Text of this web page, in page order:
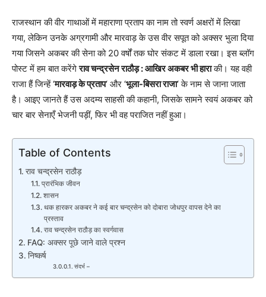
राजस्थान की वीर गाथाओं में महाराणा प्रताप का नाम तो स्वर्ण अक्षरों में लिखा
गया, लेकिन उनके अग्रगामी और मारवाड़ के उस वीर सपूत को अक्सर भुला दिया
गया जिसने अकबर की सेना को 20 वर्षों तक घोर संकट में डाला रखा। इस ब्लॉग
पोस्ट में हम बात करेंगेराव चन्द्रसेन राठौड़ : आखिर अकबर भी हाराकी। यह वही
राजा हैं जिन्हें ‘मारवाड़ के प्रताप‘ और ‘भूला-बिसरा राजा‘ के नाम से जाना जाता
है। आइए जानते हैं उस अदम्य साहसी की कहानी, जिसके सामने स्वयं अकबर को
चार बार सेनाएँ भेजनी पड़ीं, फिर भी वह पराजित नहीं हुआ।
Table of Contents
राव चन्द्रसेन राठौड़
प्रारंभिक जीवन
शासन
थक हारकर अकबर ने कई बार चन्द्रसेन को दोबारा जोधपुर वापस देने का
प्रस्ताव
राव चन्द्रसेन राठौड़ का स्वर्गवास
FAQ: अक्सर पूछे जाने वाले प्रश्न
निष्कर्ष
संदर्भ –